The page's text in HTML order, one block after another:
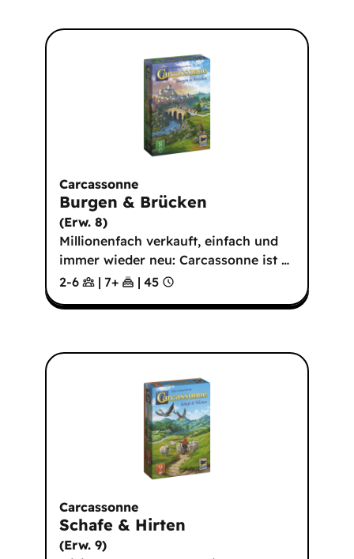
Carcassonne
Burgen & Brücken
(Erw. 8)
Millionenfach verkauft, einfach und
immer wieder neu: Carcassonne ist …
2-6
| 7+ | 45
Carcassonne
Schafe & Hirten
(Erw. 9)